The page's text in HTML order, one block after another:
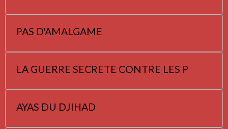
PAS D'AMALGAME
LA GUERRE SECRETE CONTRE LES P
AYAS DU DJIHAD